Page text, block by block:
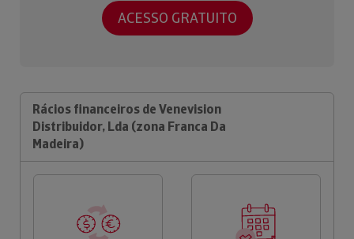
ACESSO GRATUITO
Rácios financeiros de Venevision
Distribuidor, Lda (zona Franca Da
Madeira)